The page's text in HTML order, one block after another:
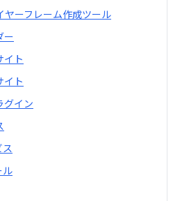
ヤーフレーム作成ツール
ー
イト
イト
グイン
ル